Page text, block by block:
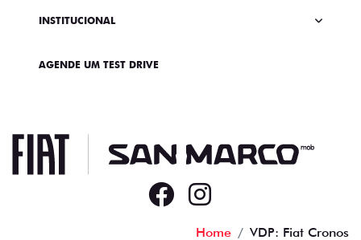
INSTITUCIONAL
AGENDE UM TEST DRIVE
Home VDP: Fiat Cronos